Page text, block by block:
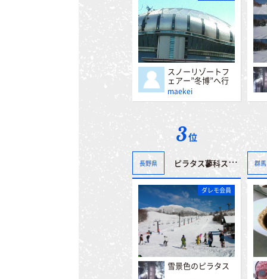
スノーリゾートフ
ェアー”冬博”へ行
って来ました。＾
＾
maekei
3位
長野県 ピラタス蓼科スノーリゾート
ダレモ会員
雪景色のピラタス
群